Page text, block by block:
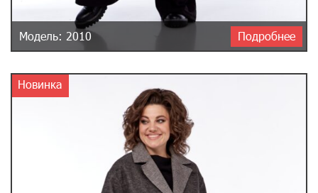
Модель: 2010 Подробнее
Новинка